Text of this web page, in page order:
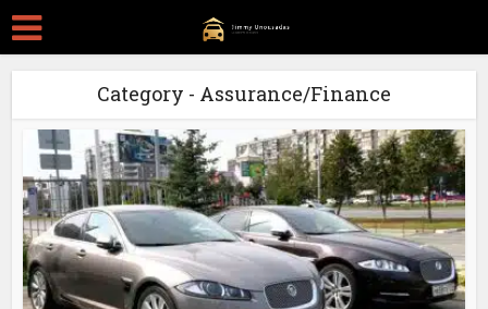
Category - Assurance/Finance